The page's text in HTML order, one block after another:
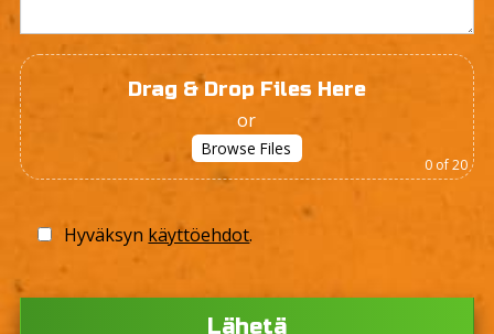
Drag & Drop Files Here
or
Browse Files
0of 20
Hyväksyn käyttöehdot.